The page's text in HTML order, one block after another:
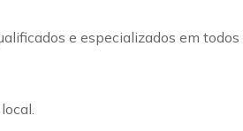
e especializados em